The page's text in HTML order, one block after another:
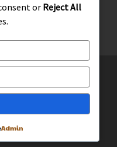
Katolickiej
z
or Reject All